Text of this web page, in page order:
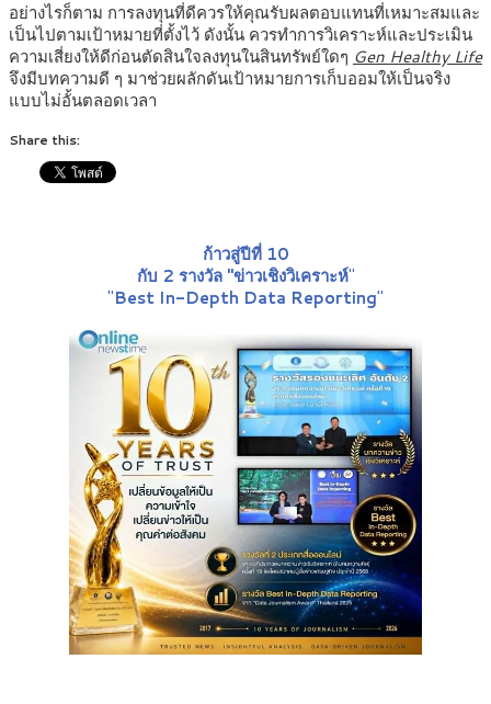
อย่างไรก็ตาม การลงทุนที่ดีควรให้คุณรับผลตอบแทนที่เหมาะสมและ
เป็นไปตามเป้าหมายที่ตั้งไว้ ดังนั้น ควรทำการวิเคราะห์และประเมิน
ความเสี่ยงให้ดีก่อนตัดสินใจลงทุนในสินทรัพย์ใดๆ Gen Healthy Life
จึงมีบทความดี ๆ มาช่วยผลักดันเป้าหมายการเก็บออมให้เป็นจริง
แบบไม่อั้นตลอดเวลา
Share this:
ก้าวสู่ปีที่ 10
กับ 2 รางวัล "ข่าวเชิงวิเคราะห์"
"Best In-Depth Data Reporting"